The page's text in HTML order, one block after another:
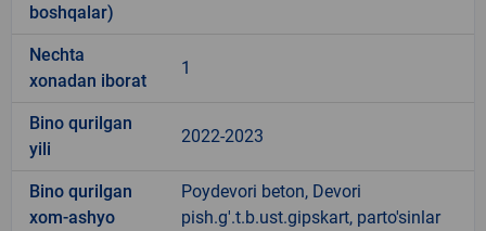
boshqalar)
Nechta
xonadan iborat
1
Bino qurilgan
yili
2022-2023
Bino qurilgan
xom-ashyo
Poydevori beton, Devori
pish.g'.t.b.ust.gipskart, parto'sinlar